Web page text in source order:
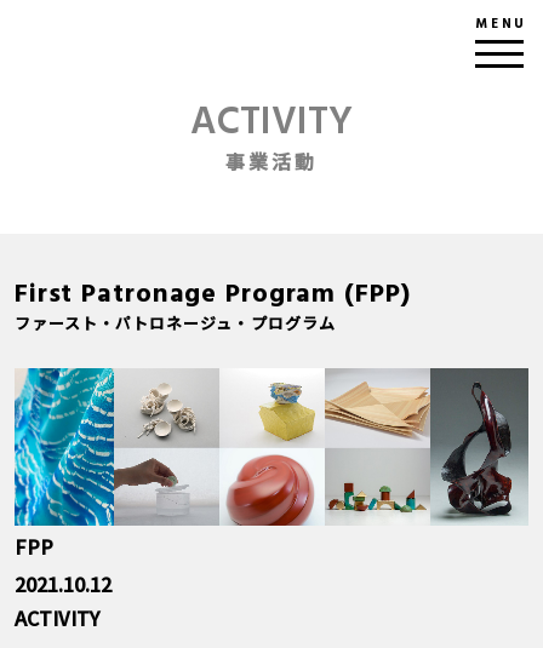
MENU
ACTIVITY
事業活動
First Patronage Program (FPP)
ファースト・パトロネージュ・プログラム
FPP
2021.10.12
ACTIVITY